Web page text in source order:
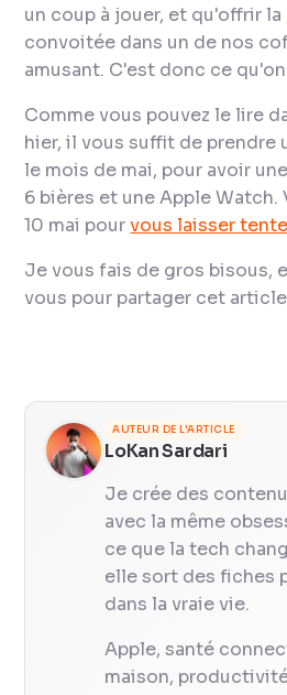
un coup à jouer, et qu'offrir
convoitée dans un de nos
amusant. C'est donc ce
Comme vous pouvez le lire
hier, il vous suffit de prendre
le mois de mai, pour avoir
6 bières et une Apple Watch.
10 mai pourvous laisser
Je vous fais de gros bisous,
vous pour partager cet
AUTEUR DE L'ARTICLE
LoKan Sardari
Je crée des
avec la même
ce que la tech
elle sort des fiches
dans la vraie vie.
Apple, santé
maison,